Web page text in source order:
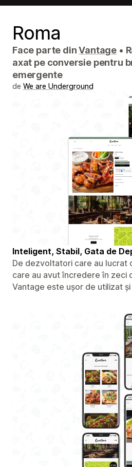
Roma
Face parte dinVantage •
axat pe conversie pentru
emergente
de We are Underground
Inteligent, Stabil, Gata de
De dezvoltatori care au lucrat
care au avut încredere în zeci
Vantage este ușor de utilizat